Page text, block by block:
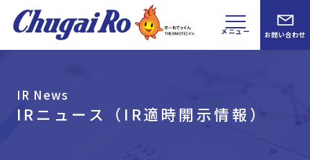
メニュー お問い合わせ
IR News
IRニュース（IR適時開示情報）